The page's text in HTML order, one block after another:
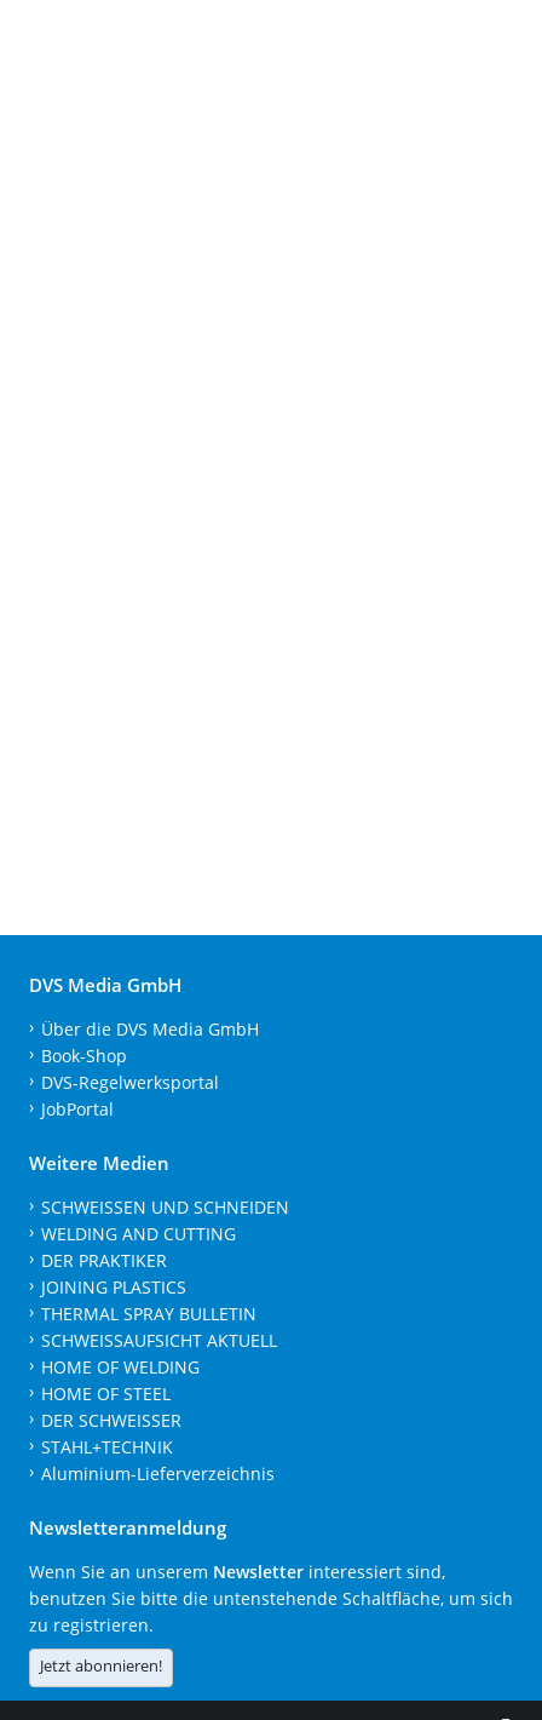
DVS Media GmbH
Über die DVS Media GmbH
Book-Shop
DVS-Regelwerksportal
JobPortal
Weitere Medien
SCHWEISSEN UND SCHNEIDEN
WELDING AND CUTTING
DER PRAKTIKER
JOINING PLASTICS
THERMAL SPRAY BULLETIN
SCHWEISSAUFSICHT AKTUELL
HOME OF WELDING
HOME OF STEEL
DER SCHWEISSER
STAHL+TECHNIK
Aluminium-Lieferverzeichnis
Newsletteranmeldung
Wenn Sie an unserem Newsletter interessiert sind,
benutzen Sie bitte die untenstehende Schaltfläche, um sich
zu registrieren.
Jetzt abonnieren!